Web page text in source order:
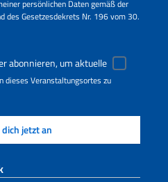
persönlichen Daten gemäß der
des Gesetzesdekrets Nr. 196 vom 30.
abonnieren, um aktuelle
dieses Veranstaltungsortes zu